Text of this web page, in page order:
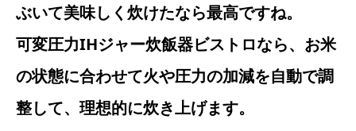
ぶいて美味しく炊けたなら最高ですね。
可変圧力IHジャー炊飯器ビストロなら、お米
の状態に合わせて火や圧力の加減を自動で調
整して、理想的に炊き上げます。